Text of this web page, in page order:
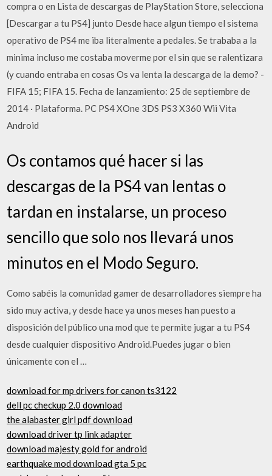
compra o en Lista de descargas de PlayStation Store, selecciona
[Descargar a tu PS4] junto Desde hace algun tiempo el sistema
operativo de PS4 me iba literalmente a pedales. Se trababa a la
minima incluso me costaba moverme por el sin que se ralentizara
(y cuando entraba en cosas Os va lenta la descarga de la demo? -
FIFA 15; FIFA 15. Fecha de lanzamiento: 25 de septiembre de
2014 · Plataforma. PC PS4 XOne 3DS PS3 X360 Wii Vita
Android
Os contamos qué hacer si las
descargas de la PS4 van lentas o
tardan en instalarse, un proceso
sencillo que solo nos llevará unos
minutos en el Modo Seguro.
Como sabéis la comunidad gamer de desarrolladores siempre ha
sido muy activa, y desde hace ya unos meses han puesto a
disposición del público una mod que te permite jugar a tu PS4
desde cualquier dispositivo Android.Puedes jugar o bien
únicamente con el …
download for mp drivers for canon ts3122
dell pc checkup 2.0 download
the alabaster girl pdf download
download driver tp link adapter
download majesty gold for android
earthquake mod download gta 5 pc